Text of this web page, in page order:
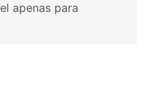
apenas para